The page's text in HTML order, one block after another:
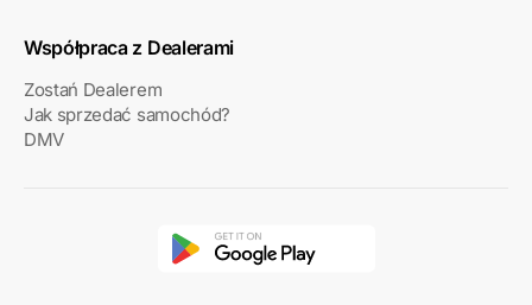
Współpraca z Dealerami
Zostań Dealerem
Jak sprzedać samochód?
DMV